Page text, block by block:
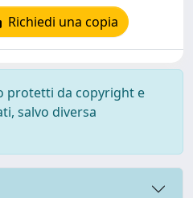
Richiedi una copia
protetti da copyright e
salvo diversa